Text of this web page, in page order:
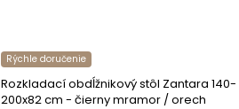
Rýchle doručenie
Rozkladací obdĺžnikový stôl Zantara 140-
200x82 cm - čierny mramor / orech